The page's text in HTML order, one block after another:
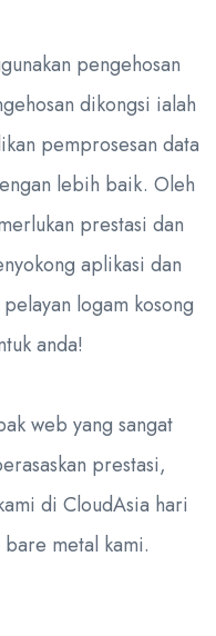
pengehosan
dikongsi ialah
pemprosesan data
lebih baik. Oleh
prestasi dan
aplikasi dan
logam kosong
anda!
web yang sangat
prestasi,
di CloudAsia hari
metal kami.